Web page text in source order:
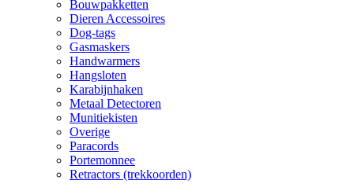
Bouwpakketten
Dieren Accessoires
Dog-tags
Gasmaskers
Handwarmers
Hangsloten
Karabijnhaken
Metaal Detectoren
Munitiekisten
Overige
Paracords
Portemonnee
Retractors (trekkoorden)